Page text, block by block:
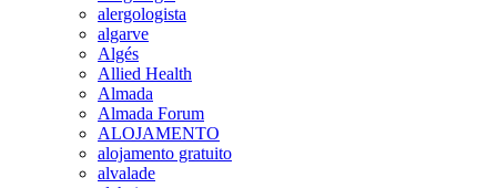
alergologista
algarve
Algés
Allied Health
Almada
Almada Forum
ALOJAMENTO
alojamento gratuito
alvalade